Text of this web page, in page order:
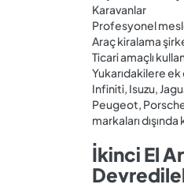
Karavanlar
Profesyonel
Araç kiralama
Ticari amaçlı
Yukarıdakilere
Infiniti, Isuzu,
Peugeot,
markaları
İkinci El